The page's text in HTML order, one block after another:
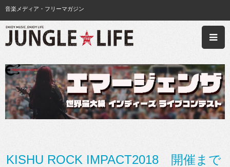
音楽メディア・フリーマガジン
KISHU ROCK IMPACT2018 開催まで